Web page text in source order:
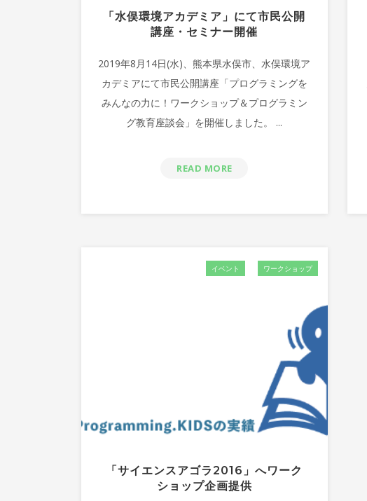
「水俣環境アカデミア」にて市民公開
講座・セミナー開催
2019年8月14日(水)、熊本県水俣市、水俣環境ア
カデミアにて市民公開講座「プログラミングを
みんなの力に！ワークショップ＆プログラミン
グ教育座談会」を開催しました。 ...
READ MORE
イベント ワークショップ
「サイエンスアゴラ2016」へワーク
ショップ企画提供